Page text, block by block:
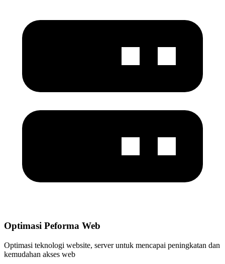
Optimasi Peforma Web
Optimasi teknologi website, server untuk mencapai peningkatan dan
kemudahan akses web